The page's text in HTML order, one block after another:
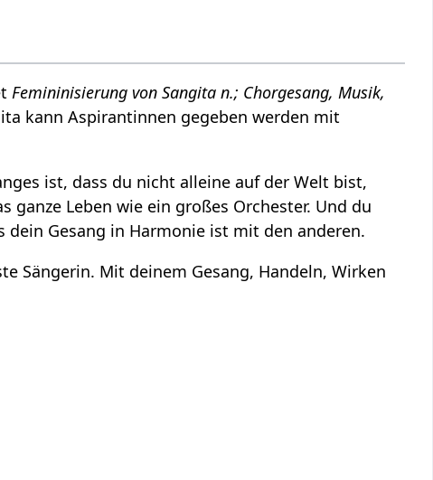
Femininisierung von Sangita n.; Chorgesang, Musik,
kann Aspirantinnen gegeben werden mit
ist, dass du nicht alleine auf der Welt bist,
Leben wie ein großes Orchester. Und du
Gesang in Harmonie ist mit den anderen.
Sängerin. Mit deinem Gesang, Handeln, Wirken